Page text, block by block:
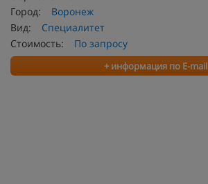
Город:
Воронеж
Вид:
Специалитет
Стоимость:
По запросу
+ информация по E-mail